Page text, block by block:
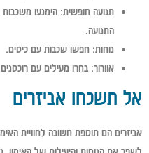
תנועה חופשית: הימנעו
התנועה.
נוחות: חפשו שכבות עם כיסים.
אוורור: בחרו מעילים עם
אל תשכחו אביזרים
אביזרים הם תוספת חשובה לחוויית